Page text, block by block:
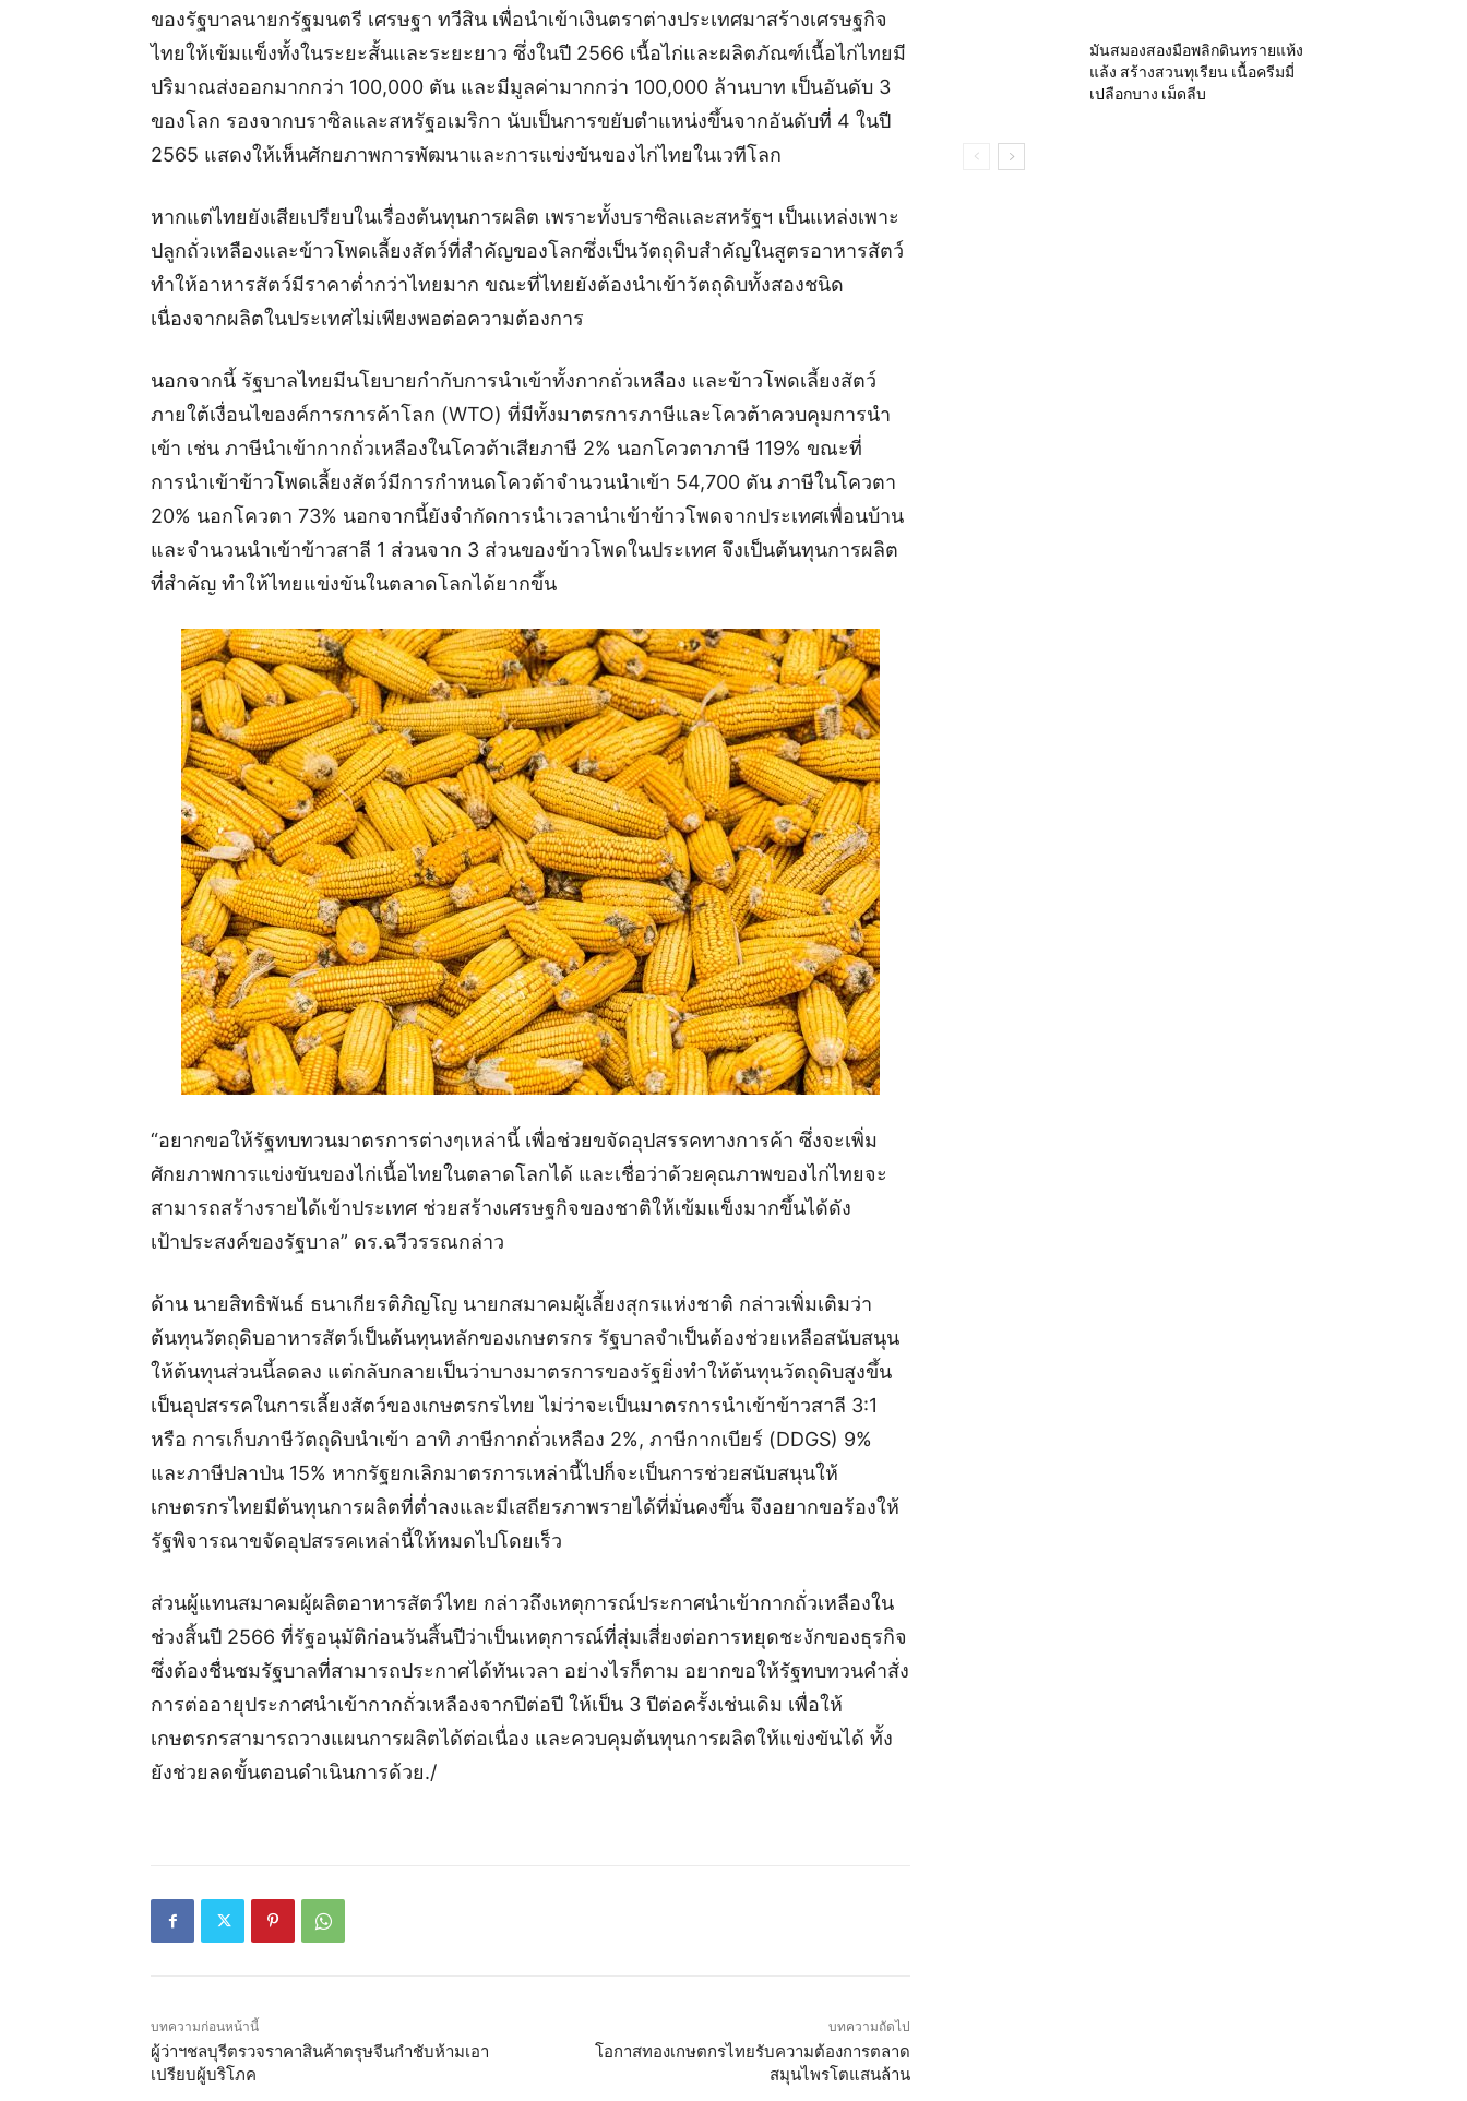
ของรัฐบาลนายกรัฐมนตรี เศรษฐา ทวีสิน เพื่อนำเข้าเงินตราต่างประเทศมาสร้างเศรษฐกิจ
ไทยให้เข้มแข็งทั้งในระยะสั้นและระยะยาว ซึ่งในปี 2566 เนื้อไก่และผลิตภัณฑ์เนื้อไก่ไทยมี
ปริมาณส่งออกมากกว่า 100,000 ตัน และมีมูลค่ามากกว่า 100,000 ล้านบาท เป็นอันดับ 3
ของโลก รองจากบราซิลและสหรัฐอเมริกา นับเป็นการขยับตำแหน่งขึ้นจากอันดับที่ 4 ในปี
2565 แสดงให้เห็นศักยภาพการพัฒนาและการแข่งขันของไก่ไทยในเวทีโลก
หากแต่ไทยยังเสียเปรียบในเรื่องต้นทุนการผลิต เพราะทั้งบราซิลและสหรัฐฯ เป็นแหล่งเพาะ
ปลูกถั่วเหลืองและข้าวโพดเลี้ยงสัตว์ที่สำคัญของโลกซึ่งเป็นวัตถุดิบสำคัญในสูตรอาหารสัตว์
ทำให้อาหารสัตว์มีราคาต่ำกว่าไทยมาก ขณะที่ไทยยังต้องนำเข้าวัตถุดิบทั้งสองชนิด
เนื่องจากผลิตในประเทศไม่เพียงพอต่อความต้องการ
นอกจากนี้ รัฐบาลไทยมีนโยบายกำกับการนำเข้าทั้งกากถั่วเหลือง และข้าวโพดเลี้ยงสัตว์
ภายใต้เงื่อนไของค์การการค้าโลก (WTO) ที่มีทั้งมาตรการภาษีและโควต้าควบคุมการนำ
เข้า เช่น ภาษีนำเข้ากากถั่วเหลืองในโควต้าเสียภาษี 2% นอกโควตาภาษี 119% ขณะที่
การนำเข้าข้าวโพดเลี้ยงสัตว์มีการกำหนดโควต้าจำนวนนำเข้า 54,700 ตัน ภาษีในโควตา
20% นอกโควตา 73% นอกจากนี้ยังจำกัดการนำเวลานำเข้าข้าวโพดจากประเทศเพื่อนบ้าน
และจำนวนนำเข้าข้าวสาลี 1 ส่วนจาก 3 ส่วนของข้าวโพดในประเทศ จึงเป็นต้นทุนการผลิต
ที่สำคัญ ทำให้ไทยแข่งขันในตลาดโลกได้ยากขึ้น
“อยากขอให้รัฐทบทวนมาตรการต่างๆเหล่านี้ เพื่อช่วยขจัดอุปสรรคทางการค้า ซึ่งจะเพิ่ม
ศักยภาพการแข่งขันของไก่เนื้อไทยในตลาดโลกได้ และเชื่อว่าด้วยคุณภาพของไก่ไทยจะ
สามารถสร้างรายได้เข้าประเทศ ช่วยสร้างเศรษฐกิจของชาติให้เข้มแข็งมากขึ้นได้ดัง
เป้าประสงค์ของรัฐบาล” ดร.ฉวีวรรณกล่าว
ด้าน นายสิทธิพันธ์ ธนาเกียรติภิญโญ นายกสมาคมผู้เลี้ยงสุกรแห่งชาติ กล่าวเพิ่มเติมว่า
ต้นทุนวัตถุดิบอาหารสัตว์เป็นต้นทุนหลักของเกษตรกร รัฐบาลจำเป็นต้องช่วยเหลือสนับสนุน
ให้ต้นทุนส่วนนี้ลดลง แต่กลับกลายเป็นว่าบางมาตรการของรัฐยิ่งทำให้ต้นทุนวัตถุดิบสูงขึ้น
เป็นอุปสรรคในการเลี้ยงสัตว์ของเกษตรกรไทย ไม่ว่าจะเป็นมาตรการนำเข้าข้าวสาลี 3:1
หรือ การเก็บภาษีวัตถุดิบนำเข้า อาทิ ภาษีกากถั่วเหลือง 2%, ภาษีกากเบียร์ (DDGS) 9%
และภาษีปลาป่น 15% หากรัฐยกเลิกมาตรการเหล่านี้ไปก็จะเป็นการช่วยสนับสนุนให้
เกษตรกรไทยมีต้นทุนการผลิตที่ต่ำลงและมีเสถียรภาพรายได้ที่มั่นคงขึ้น จึงอยากขอร้องให้
รัฐพิจารณาขจัดอุปสรรคเหล่านี้ให้หมดไปโดยเร็ว
ส่วนผู้แทนสมาคมผู้ผลิตอาหารสัตว์ไทย กล่าวถึงเหตุการณ์ประกาศนำเข้ากากถั่วเหลืองใน
ช่วงสิ้นปี 2566 ที่รัฐอนุมัติก่อนวันสิ้นปีว่าเป็นเหตุการณ์ที่สุ่มเสี่ยงต่อการหยุดชะงักของธุรกิจ
ซึ่งต้องชื่นชมรัฐบาลที่สามารถประกาศได้ทันเวลา อย่างไรก็ตาม อยากขอให้รัฐทบทวนคำสั่ง
การต่ออายุประกาศนำเข้ากากถั่วเหลืองจากปีต่อปี ให้เป็น 3 ปีต่อครั้งเช่นเดิม เพื่อให้
เกษตรกรสามารถวางแผนการผลิตได้ต่อเนื่อง และควบคุมต้นทุนการผลิตให้แข่งขันได้ ทั้ง
ยังช่วยลดขั้นตอนดำเนินการด้วย./
บทความก่อนหน้านี้
ผู้ว่าฯชลบุรีตรวจราคาสินค้าตรุษจีนกำชับห้ามเอา
เปรียบผู้บริโภค
บทความถัดไป
โอกาสทองเกษตกรไทยรับความต้องการตลาด
สมุนไพรโตแสนล้าน
มันสมองสองมือพลิกดินทรายแห้ง
แล้ง สร้างสวนทุเรียน เนื้อครีมมี่
เปลือกบาง เม็ดลีบ